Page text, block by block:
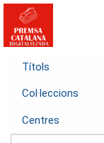
Títols
Col·leccions
Centres